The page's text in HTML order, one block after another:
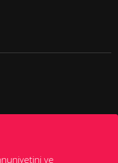
ve